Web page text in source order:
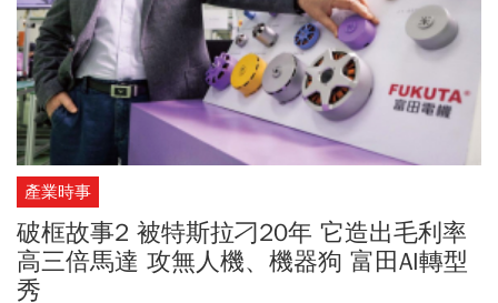
產業時事
破框故事2 被特斯拉刁20年 它造出毛利率
高三倍馬達 攻無人機、機器狗 富田AI轉型
秀